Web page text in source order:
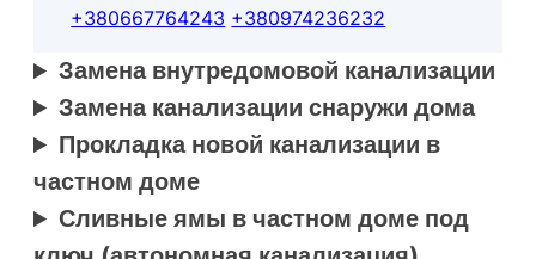
+380667764243 +380974236232
Замена внутредомовой канализации
Замена канализации снаружи дома
Прокладка новой канализации в
частном доме
Сливные ямы в частном доме под